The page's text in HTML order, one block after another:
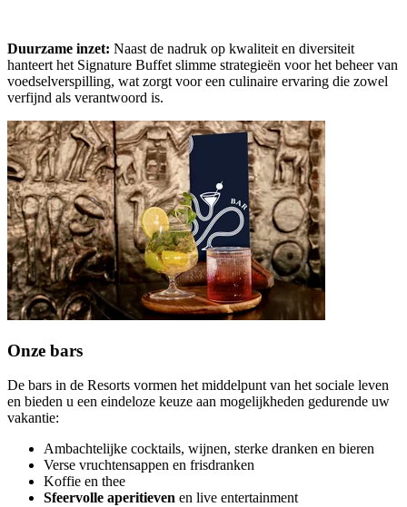
Duurzame inzet: Naast de nadruk op kwaliteit en diversiteit
hanteert het Signature Buffet slimme strategieën voor het beheer van
voedselverspilling, wat zorgt voor een culinaire ervaring die zowel
verfijnd als verantwoord is.
Onze bars
De bars in de Resorts vormen het middelpunt van het sociale leven
en bieden u een eindeloze keuze aan mogelijkheden gedurende uw
vakantie:
Ambachtelijke cocktails, wijnen, sterke dranken en bieren
Verse vruchtensappen en frisdranken
Koffie en thee
Sfeervolle aperitieven en live entertainment